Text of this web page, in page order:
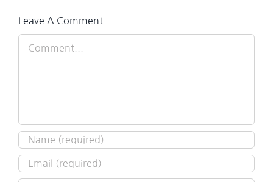
Leave A Comment
Comment